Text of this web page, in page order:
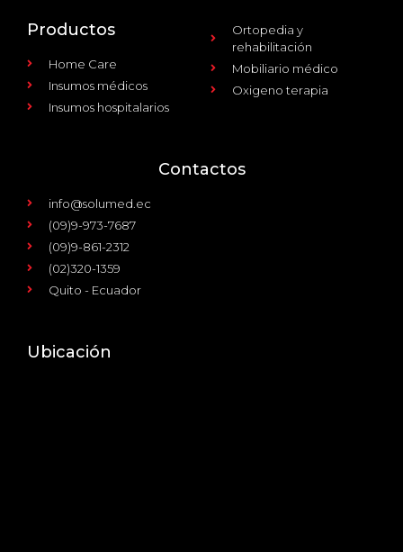
Productos
Home Care
Insumos médicos
Insumos hospitalarios
Ortopedia y
rehabilitación
Mobiliario médico
Oxigeno terapia
Contactos
info@solumed.ec
(09)9-973-7687
(09)9-861-2312
(02)320-1359
Quito - Ecuador
Ubicación